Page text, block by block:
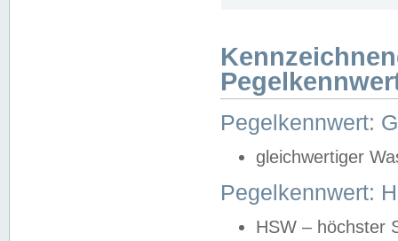
Pegelkennwert:
gleichwertiger
Pegelkennwert:
HSW – höchster